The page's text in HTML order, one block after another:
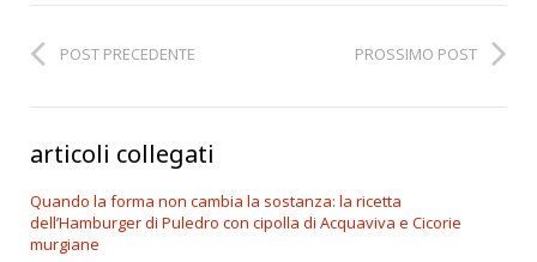
POST PRECEDENTE PROSSIMO POST
articoli collegati
Quando la forma non cambia la sostanza: la ricetta
dell’Hamburger di Puledro con cipolla di Acquaviva e Cicorie
murgiane